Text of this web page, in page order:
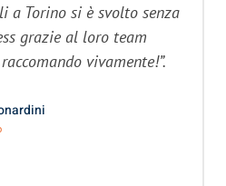
a Torino si è svolto senza
grazie al loro team
vivamente!”.